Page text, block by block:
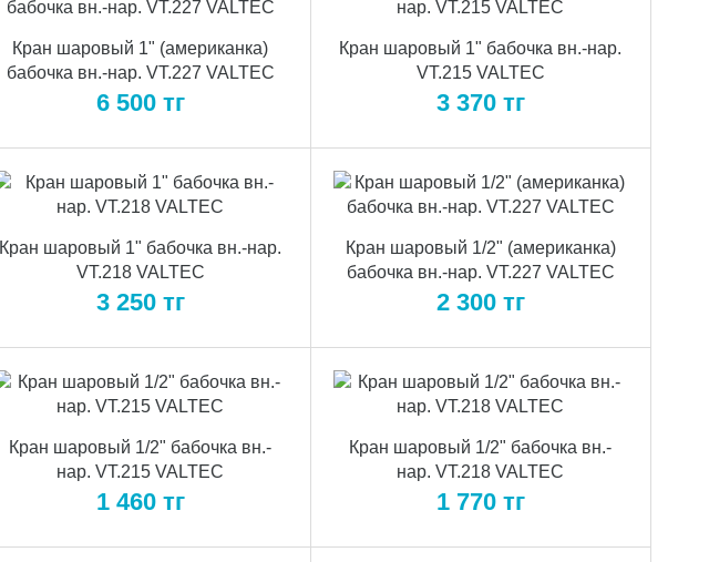
Кран шаровый 1" (американка)
бабочка вн.-нар. VT.227 VALTEC
6 500 тг
Кран шаровый 1" бабочка вн.-нар.
VT.215 VALTEC
3 370 тг
Кран шаровый 1" бабочка вн.-нар.
VT.218 VALTEC
3 250 тг
Кран шаровый 1/2" (американка)
бабочка вн.-нар. VT.227 VALTEC
2 300 тг
Кран шаровый 1/2" бабочка вн.-
нар. VT.215 VALTEC
1 460 тг
Кран шаровый 1/2" бабочка вн.-
нар. VT.218 VALTEC
1 770 тг